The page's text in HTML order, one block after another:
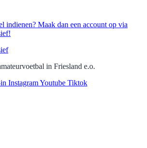
indienen? Maak dan een account op via
in Friesland e.o.
InstagramYoutube Tiktok